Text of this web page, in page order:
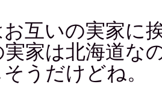
互いの実家に
実家は北海道な
うだけどね。